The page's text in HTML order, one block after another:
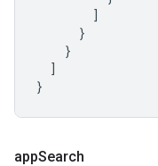
]
}
}
]
}
appSearch